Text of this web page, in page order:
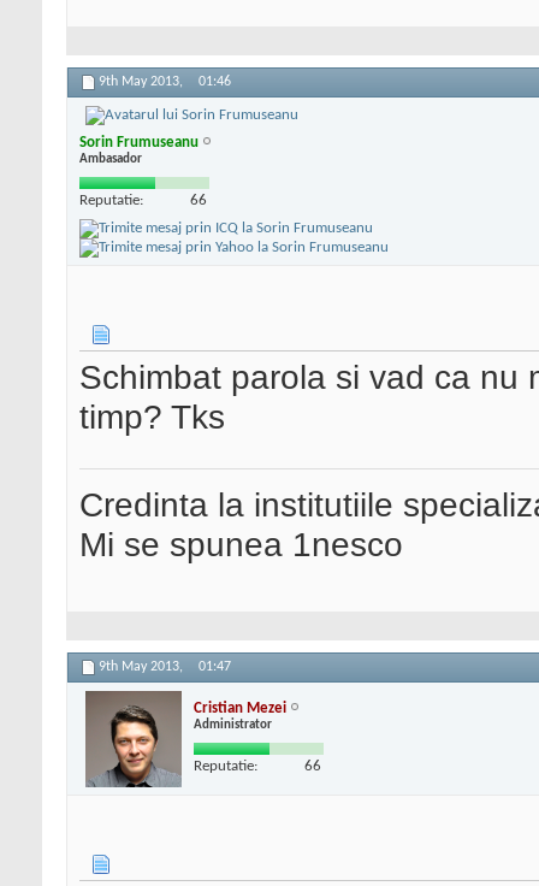
9th May 2013, 01:46
Sorin Frumuseanu
Ambasador
Reputatie: 66
Schimbat parola si vad ca nu
timp? Tks
Credinta la institutiile
Mi se spunea 1nesco
9th May 2013, 01:47
Cristian Mezei
Administrator
Reputatie: 66